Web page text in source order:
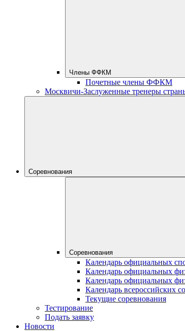
Члены ФФКМ
Почетные члены ФФКМ
Москвичи-Заслуженные тренеры
Соревнования
Соревнования
Календарь официальных
Календарь официальных
Календарь официальных
Календарь всероссийских
Текущие соревнования
Тестирование
Подать заявку
Новости